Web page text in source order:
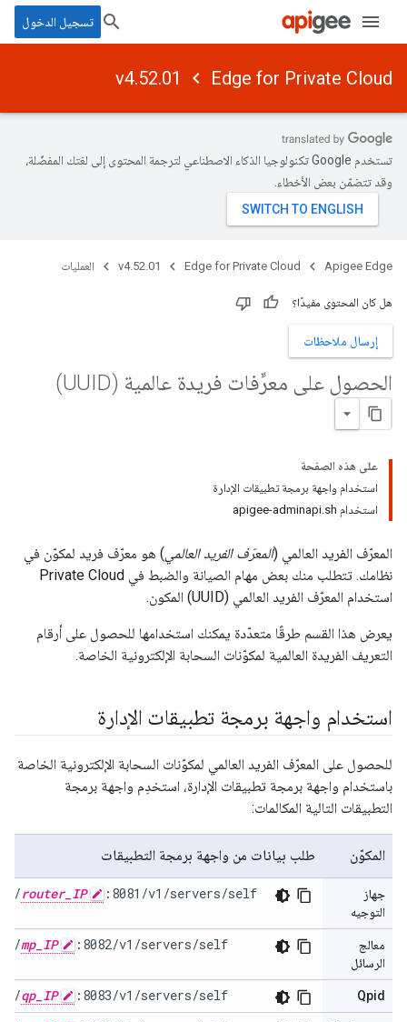
تسجيل الدخول
Edge for Private Cloud
v4.52.01
تستخدم Google تكنولوجيا الذكاء الاصطناعي لترجمة المحتوى إلى لغتك المفضّلة،
وقد تتضمّن بعض الأخطاء.
Apigee Edge
Edge for Private Cloud
v4.52.01 العمليات
هل كان المحتوى مفيدًا؟
إرسال ملاحظات
الحصول على معرِّفات فريدة عالمية (UUID)
على هذه الصفحة
استخدام واجهة برمجة تطبيقات الإدارة
استخدام apigee-adminapi.sh
المعرّف الفريد العالمي (المعرّف الفريد العالمي) هو معرّف فريد لمكوّن في
نظامك. تتطلب منك بعض مهام الصيانة والضبط في Private Cloud
استخدام المعرّف الفريد العالمي (UUID) المكون.
يعرض هذا القسم طرقًا متعدّدة يمكنك استخدامها للحصول على أرقام
التعريف الفريدة العالمية لمكوّنات السحابة الإلكترونية الخاصة.
استخدام واجهة برمجة تطبيقات الإدارة
للحصول على المعرّف الفريد العالمي لمكوّنات السحابة الإلكترونية الخاصة
باستخدام واجهة برمجة تطبيقات الإدارة، استخدِم واجهة برمجة
التطبيقات التالية المكالمات:
المكوّن طلب بيانات من واجهة برمجة التطبيقات
جهاز
التوجيه
router_IP :8081/v1/servers/self
معالج
الرسائل
mp_IP :8082/v1/servers/self
Qpid
qp_IP :8083/v1/servers/self